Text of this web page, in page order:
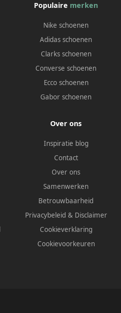
Populaire merken
Nike schoenen
Adidas schoenen
Clarks schoenen
Converse schoenen
Ecco schoenen
Gabor schoenen
Over ons
Inspiratie blog
Contact
Over ons
Samenwerken
Betrouwbaarheid
Privacybeleid & Disclaimer
Cookieverklaring
Cookievoorkeuren